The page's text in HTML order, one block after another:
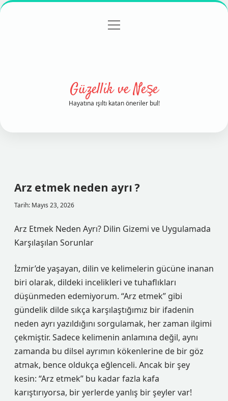
Gizlilik Politikası
menüyü
Güzellik ve Neşe
Hayatına ışıltı katan öneriler bul!
Arz etmek neden ayrı ?
Tarih: Mayıs 23, 2026
Arz Etmek Neden Ayrı? Dilin Gizemi ve Uygulamada
Karşılaşılan Sorunlar
İzmir’de yaşayan, dilin ve kelimelerin gücüne inanan
biri olarak, dildeki incelikleri ve tuhaflıkları
düşünmeden edemiyorum. “Arz etmek” gibi
gündelik dilde sıkça karşılaştığımız bir ifadenin
neden ayrı yazıldığını sorgulamak, her zaman ilgimi
çekmiştir. Sadece kelimenin anlamına değil, aynı
zamanda bu dilsel ayrımın kökenlerine de bir göz
atmak, bence oldukça eğlenceli. Ancak bir şey
kesin: “Arz etmek” bu kadar fazla kafa
karıştırıyorsa, bir yerlerde yanlış bir şeyler var!